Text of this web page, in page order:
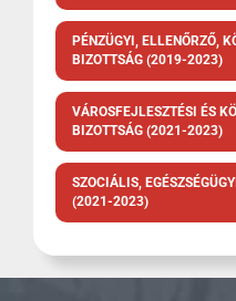
PÉNZÜGYI, ELLENŐRZŐ,
BIZOTTSÁG (2019-2023)
VÁROSFEJLESZTÉSI ÉS
BIZOTTSÁG (2021-2023)
SZOCIÁLIS,
(2021-2023)